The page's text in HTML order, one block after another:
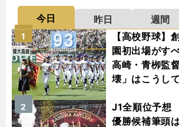
今日 昨日 週間
【高校野球】
園初出場がす
高崎・青栁監
壊」はこうし
1
J1全順位予想
優勝候補筆頭
2